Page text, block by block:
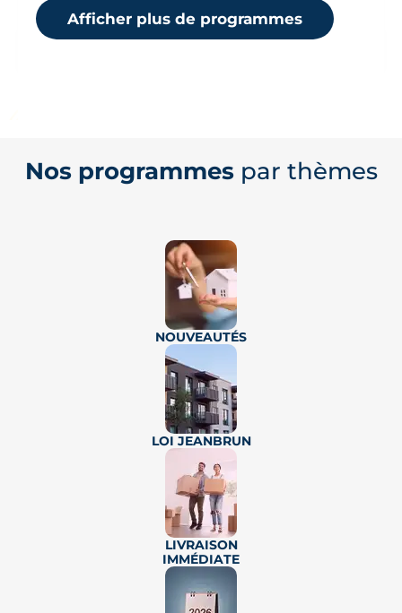
Livraison au 2ème trimestre 2028
APPARTEMENTS NEUFS
TOULOUSE : CÔTE PAVÉE
Quartier résidentiel prisé, proche
des commerces et transports
LMNP JEANBRUN
à partir de
372 400€
Une réalisation de standing, conjuguant élégance et
tradition
Afficher plus de programmes
Nos programmespar thèmes
NOUVEAUTÉS
LOI JEANBRUN
LIVRAISON
IMMÉDIATE